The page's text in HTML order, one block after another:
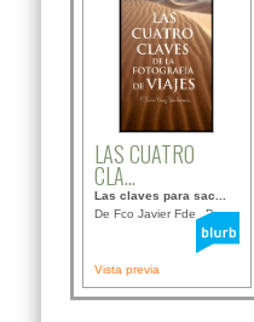
LAS CUATRO
CLA...
Las claves para sac...
De Fco Javier Fdez B...
Vista previa